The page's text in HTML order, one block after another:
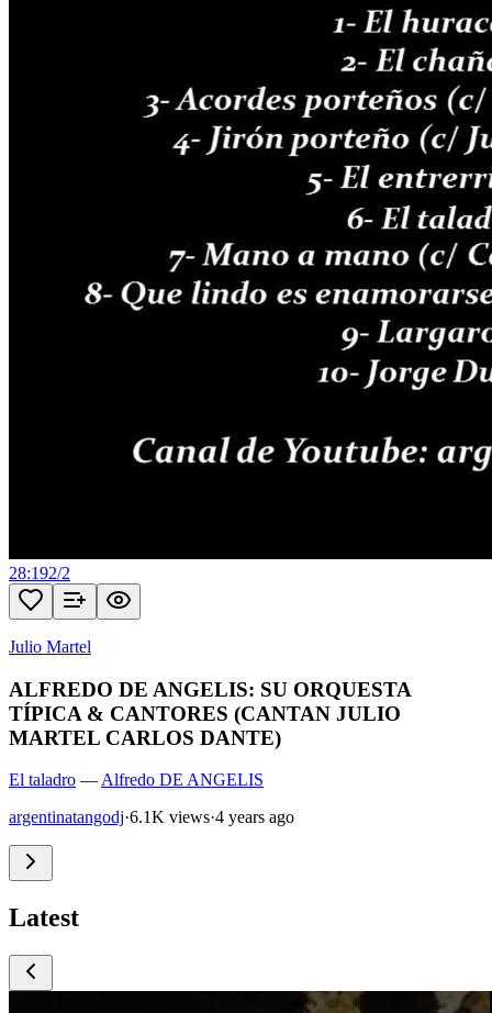
28:192/2
Julio Martel
ALFREDO DE ANGELIS: SU ORQUESTA
TÍPICA & CANTORES (CANTAN JULIO
MARTEL CARLOS DANTE)
El taladro — Alfredo DE ANGELIS
argentinatangodj·6.1K views·4 years ago
Latest